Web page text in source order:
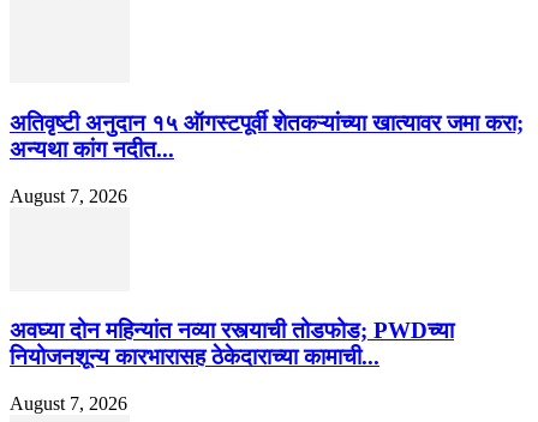
अतिवृष्टी अनुदान १५ ऑगस्टपूर्वी शेतकऱ्यांच्या खात्यावर जमा करा;
अन्यथा कांग नदीत...
August 7, 2026
अवघ्या दोन महिन्यांत नव्या रस्त्याची तोडफोड; PWDच्या
नियोजनशून्य कारभारासह ठेकेदाराच्या कामाची...
August 7, 2026